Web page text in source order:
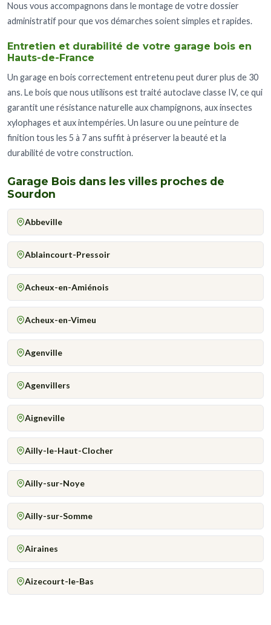
Nous vous accompagnons dans le montage de votre dossier
administratif pour que vos démarches soient simples et rapides.
Entretien et durabilité de votre garage bois en
Hauts-de-France
Un garage en bois correctement entretenu peut durer plus de 30
ans. Le bois que nous utilisons est traité autoclave classe IV, ce qui
garantit une résistance naturelle aux champignons, aux insectes
xylophages et aux intempéries. Un lasure ou une peinture de
finition tous les 5 à 7 ans suffit à préserver la beauté et la
durabilité de votre construction.
Garage Bois dans les villes proches de
Sourdon
Abbeville
Ablaincourt-Pressoir
Acheux-en-Amiénois
Acheux-en-Vimeu
Agenville
Agenvillers
Aigneville
Ailly-le-Haut-Clocher
Ailly-sur-Noye
Ailly-sur-Somme
Airaines
Aizecourt-le-Bas